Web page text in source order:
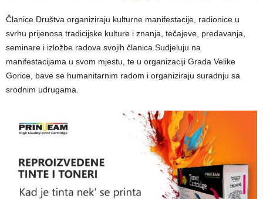
Članice Društva organiziraju kulturne manifestacije, radionice u
svrhu prijenosa tradicijske kulture i znanja, tečajeve, predavanja,
seminare i izložbe radova svojih članica.Sudjeluju na
manifestacijama u svom mjestu, te u organizaciji Grada Velike
Gorice, bave se humanitarnim radom i organiziraju suradnju sa
srodnim udrugama.